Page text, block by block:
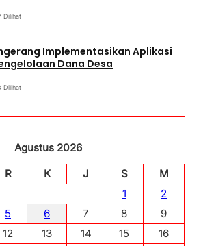
Dilihat
Implementasikan Aplikasi
Dana Desa
Dilihat
Agustus 2026
R K J S
M
1
2
5 6 7 8
9
12 13 14 15
16